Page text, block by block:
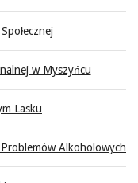
w Myszyńcu
Lasku
Alkoholowych